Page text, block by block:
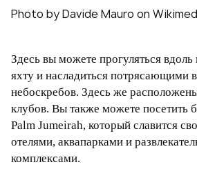
Photo by Davide Mauro on
Здесь вы можете прогуляться вдоль
яхту и насладиться потрясающими
небоскребов. Здесь же
клубов. Вы также можете посетить
Palm Jumeirah, который славится
отелями, аквапарками и
комплексами.